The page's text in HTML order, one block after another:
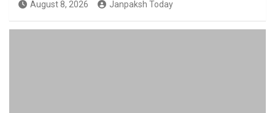
August 8, 2026 Janpaksh Today